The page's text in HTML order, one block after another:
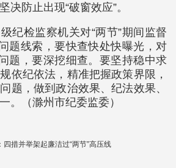
决防止出现“破窗效应”。
纪检监察机关对“两节”期间监督
题线索，要快查快处快曝光，对
题，要深挖细查。要坚持稳中求
依纪依法，精准把握政策界限，
题，做到政治效果、纪法效果、
。（滁州市纪委监委）
四措并举架起廉洁过“两节”高压线